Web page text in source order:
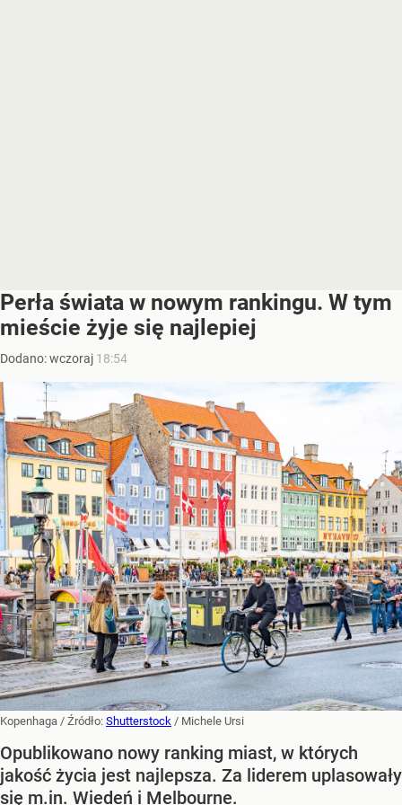
Perła świata w nowym rankingu. W tym
mieście żyje się najlepiej
Dodano:wczoraj 18:54
Kopenhaga / Źródło: Shutterstock / Michele Ursi
Opublikowano nowy ranking miast, w których
jakość życia jest najlepsza. Za liderem uplasowały
się m.in. Wiedeń i Melbourne.